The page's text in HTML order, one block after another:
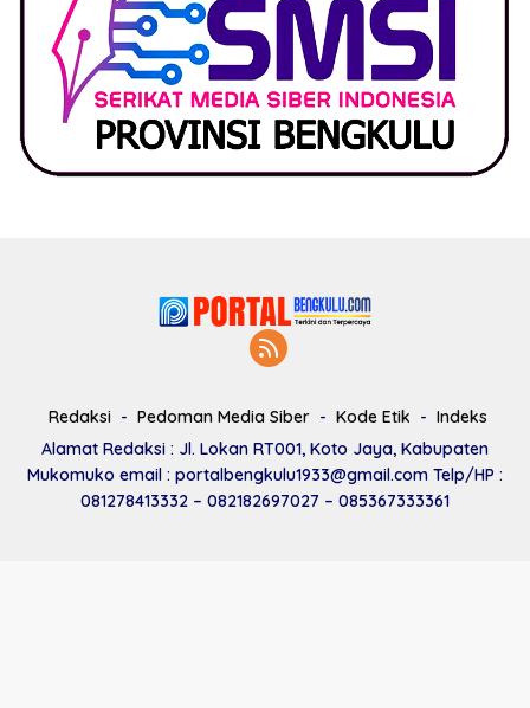
Redaksi Pedoman Media Siber Kode Etik
Indeks
Alamat Redaksi : Jl. Lokan RT001, Koto Jaya, Kabupaten
Mukomuko email : portalbengkulu1933@gmail.com Telp/HP :
081278413332 – 082182697027 – 085367333361